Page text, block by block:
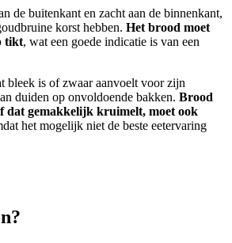
de buitenkant en zacht aan de binnenkant,
korst hebben. Het brood moet
tikt, wat een goede indicatie is van een
bleek is of zwaar aanvoelt voor zijn
duiden op onvoldoende bakken. Brood
dat gemakkelijk kruimelt, moet ook
het mogelijk niet de beste eetervaring